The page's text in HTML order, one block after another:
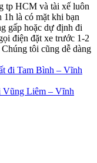
tp HCM và tài xế luôn
1h là có mặt khi bạn
gấp hoặc dự định đi
điện đặt xe trước 1-2
tôi cũng dễ dàng
đi Tam Bình – Vĩnh
Vũng Liêm – Vĩnh